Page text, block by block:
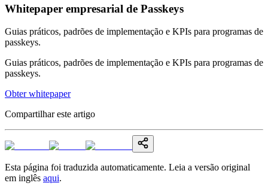
Whitepaper empresarial de Passkeys
Guias práticos, padrões de implementação e KPIs para programas de
passkeys.
Guias práticos, padrões de implementação e KPIs para programas de
passkeys.
Obter whitepaper
Compartilhar este artigo
Esta página foi traduzida automaticamente. Leia a versão original
em inglês aqui.